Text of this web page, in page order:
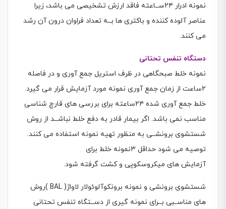
نمونه ادرار ۲٤ســاعته فاقد ارزش تشخیصی می باشد، زیرا
عناصر آلوده كننده و باكتری ها بــه تعداد فراوان درون آن رشد
می كنند.
دستگاه تنفس تحتانی
نمونه خلط صبحگاهی در ظرف استریل جمع آوری و در فاصله
۲ساعت از زمان جمع آوری نمونه مورد آزمایش قرار می گیرد.
خلط جمع آوری شده ۲٤ساعته برای بررسی های قارچ شناسی
مناسب نمی باشد. اگر بیمار قادر به دفع خلط نباشــد از روش
شستشوی برونشــی به منظور تهیه نمونه استفاده می كنند.
توصیه می شود حداقل ٣نمونه خلط برای
آزمایش های میکروسکوپی و كشت گرفته شود.
شستشوی برونشی و نمونه برونکوآلوئولار لاواژ( BAL )روش
های مناســبی بــرای نمونه گیری از دســتگاه تنفس تحتانی